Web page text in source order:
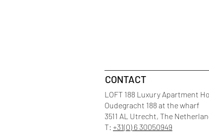
CONTACT
LOFT 188 Luxury Apartment
Oudegracht 188 at the wharf
3511 AL Utrecht, The
T: +31(0) 6 30050949